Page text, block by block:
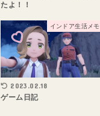
たよ！！
インドア生活メモ
2023.02.18
ゲーム日記